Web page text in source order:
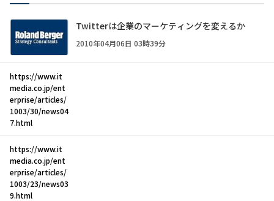
Twitterは企業のマーケティングを変えるか
2010年04月06日 03時39分
https://www.it
media.co.jp/ent
erprise/articles/
1003/30/news04
7.html
https://www.it
media.co.jp/ent
erprise/articles/
1003/23/news03
9.html